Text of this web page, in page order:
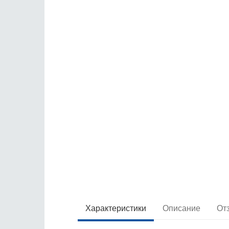
Характеристики Описание